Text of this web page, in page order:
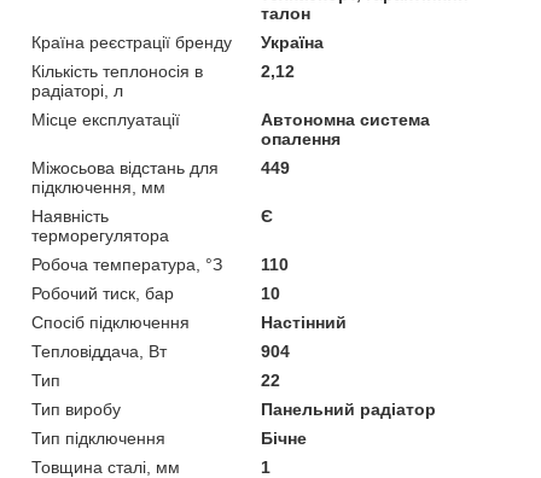
талон
Країна реєстрації бренду
Україна
Кількість теплоносія в
радіаторі, л
2,12
Місце експлуатації
Автономна система
опалення
Міжосьова відстань для
підключення, мм
449
Наявність
терморегулятора
Є
Робоча температура, °З
110
Робочий тиск, бар
10
Спосіб підключення
Настінний
Тепловіддача, Вт
904
Тип
22
Тип виробу
Панельний радіатор
Тип підключення
Бічне
Товщина сталі, мм
1